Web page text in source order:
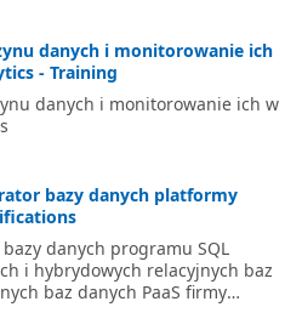
danych i monitorowanie ich
- Training
danych i monitorowanie ich w
bazy danych platformy
danych programu SQL
i hybrydowych relacyjnych baz
baz danych PaaS firmy